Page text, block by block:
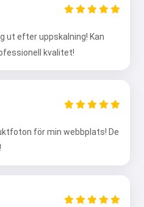
ut efter uppskalning! Kan
kvalitet!
för min webbplats! De